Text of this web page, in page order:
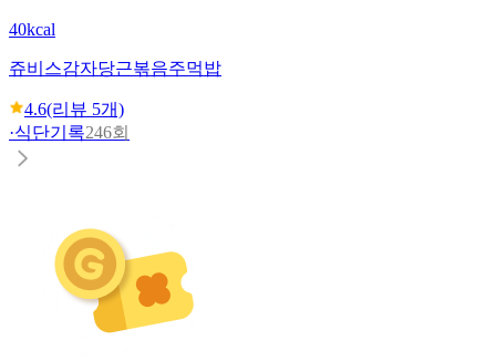
40kcal
쥬비스감자당근볶음주먹밥
4.6(리뷰 5개)
·식단기록246회